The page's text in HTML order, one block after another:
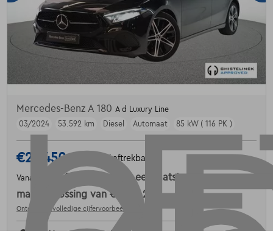
Mercedes-Benz A 180 A d Luxury Line
03/2024
53.592 km Diesel Automaat 85 kW ( 116 PK )
€25.450 BTW aftrekbaar
Vanaf €384,28
met een laatste
maandaflossing van€8.019,28
Ontdek het volledige cijfervoorbeeld